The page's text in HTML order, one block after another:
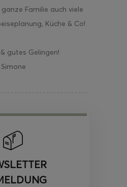
Familie auch viele
Küche & Co!
gutes Gelingen!
Simone